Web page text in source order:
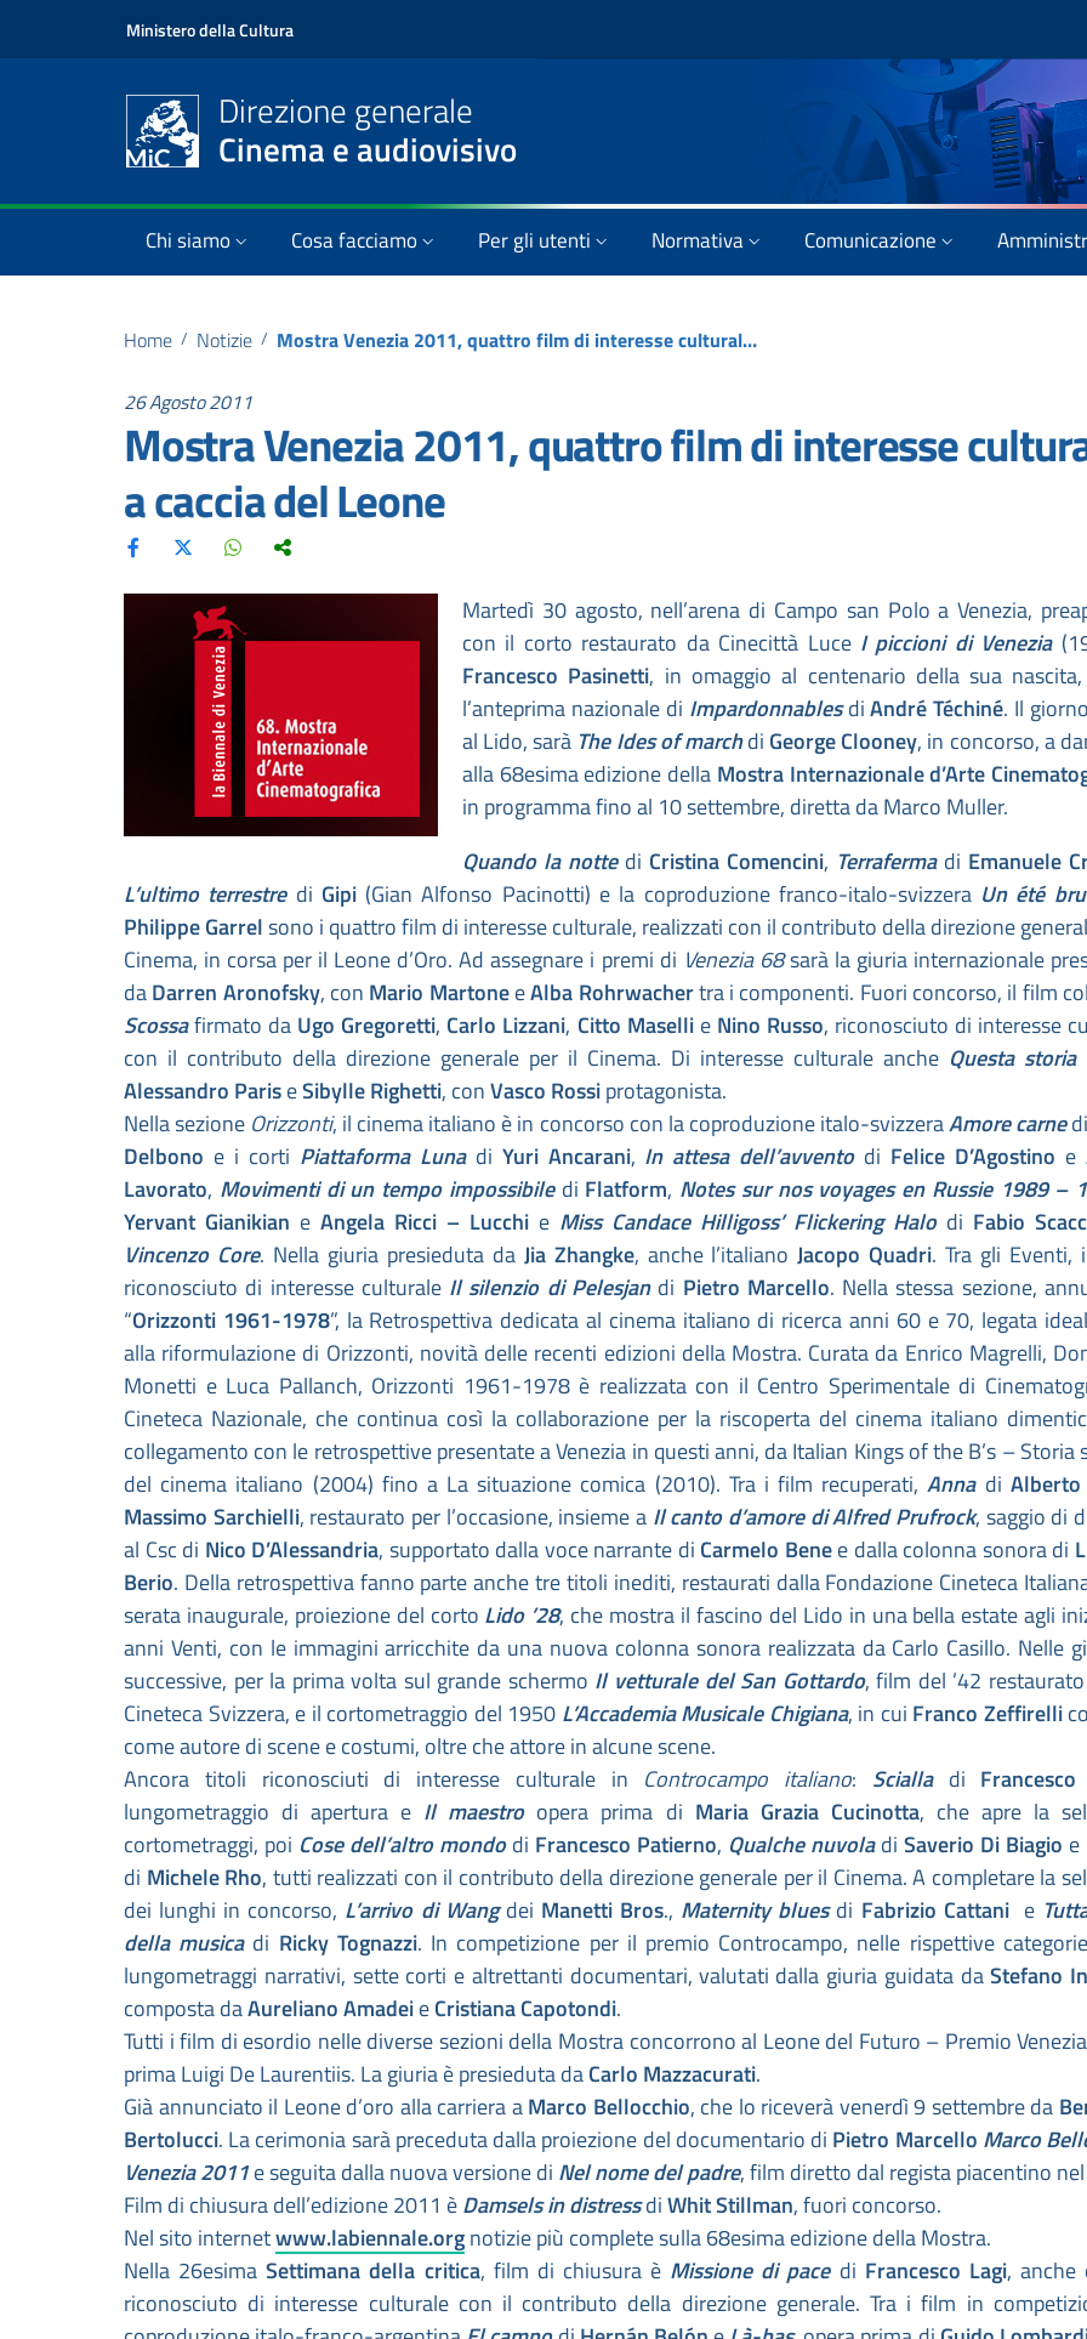
Ministero della Cultura
Direzione generale
Cinema e audiovisivo
Chi siamo Cosa facciamo Per gli utenti Normativa Comunicazione
Home / Notizie / Mostra Venezia 2011, quattro film di interesse culturale a caccia del Leone
26 Agosto 2011
Mostra Venezia 2011, quattro film di interesse
a caccia del Leone
Martedì 30 agosto, nell’arena di Campo san Polo a Venezia,
con il corto restaurato da Cinecittà Luce I piccioni di Venezia
Francesco Pasinetti, in omaggio al centenario della sua
l’anteprima nazionale di ImpardonnablesdiAndré Téchiné. Il
al Lido, sarà The Ides of marchdi George Clooney, in concorso, a
alla 68esima edizione della Mostra Internazionale d’Arte
in programma fino al 10 settembre, diretta da Marco Muller.
Quando la notte di Cristina Comencini, Terraferma di Emanuele
L’ultimo terrestredi Gipi (Gian Alfonso Pacinotti) e la coproduzione franco-italo-svizzera Un été
Philippe Garrelsono i quattro film di interesse culturale, realizzati con il contributo della direzione
Cinema, in corsa per il Leone d’Oro. Ad assegnare i premi di Venezia 68sarà la giuria internazionale
daDarren Aronofsky, con Mario MartoneeAlba Rohrwachertra i componenti. Fuori concorso, il film
Scossafirmato da Ugo Gregoretti, Carlo Lizzani, Citto Maselli e Nino Russo, riconosciuto di interesse
con il contributo della direzione generale per il Cinema. Di interesse culturale anche Questa
Alessandro PariseSibylle Righetti, conVasco Rossiprotagonista.
Nella sezione Orizzonti, il cinema italiano è in concorso con la coproduzione italo-svizzeraAmore carne
Delbono e i corti Piattaforma Luna di Yuri Ancarani, In attesa dell’avvento di Felice D’Agostino e
Lavorato, Movimenti di un tempo impossibile di Flatform, Notes sur nos voyages en Russie 1989 –
Yervant Gianikian e Angela Ricci – Lucchi e Miss Candace Hilligoss’ Flickering Halodi Fabio
Vincenzo Core. Nella giuria presieduta da Jia Zhangke, anche l’italianoJacopo Quadri. Tra gli Eventi,
riconosciuto di interesse culturale Il silenzio di Pelesjan di Pietro Marcello. Nella stessa sezione,
“Orizzonti 1961-1978”, la Retrospettiva dedicata al cinema italiano di ricerca anni 60 e 70, legata
alla riformulazione di Orizzonti, novità delle recenti edizioni della Mostra. Curata da Enrico Magrelli,
Monetti e Luca Pallanch, Orizzonti 1961-1978 è realizzata con il Centro Sperimentale di
Cineteca Nazionale, che continua così la collaborazione per la riscoperta del cinema italiano
collegamento con le retrospettive presentate a Venezia in questi anni, da Italian Kings of the B’s – Storia
del cinema italiano (2004) fino a La situazione comica (2010). Tra i film recuperati,Anna di
Massimo Sarchielli, restaurato per l’occasione, insieme a Il canto d’amore di Alfred Prufrock, saggio di
al Csc di Nico D’Alessandria, supportato dalla voce narrante di Carmelo Benee dalla colonna sonora di
Berio. Della retrospettiva fanno parte anche tre titoli inediti, restaurati dalla Fondazione Cineteca
serata inaugurale, proiezione del corto Lido ’28, che mostra il fascino del Lido in una bella estate agli
anni Venti, con le immagini arricchite da una nuova colonna sonora realizzata da Carlo Casillo. Nelle
successive, per la prima volta sul grande schermo Il vetturale del San Gottardo, film del ’42
Cineteca Svizzera, e il cortometraggio del 1950 L’Accademia Musicale Chigiana, in cui Franco Zeffirelli
come autore di scene e costumi, oltre che attore in alcune scene.
Ancora titoli riconosciuti di interesse culturale in Controcampo italiano: Scialla di
lungometraggio di apertura e Il maestro opera prima di Maria Grazia Cucinotta, che apre la
cortometraggi, poi Cose dell’altro mondodi Francesco Patierno, Qualche nuvoladi Saverio Di Biagio e
di Michele Rho, tutti realizzati con il contributo della direzione generale per il Cinema. A completare la
dei lunghi in concorso, L’arrivo di Wangdei Manetti Bros., Maternity bluesdi Fabrizio Cattani e
della musica di Ricky Tognazzi. In competizione per il premio Controcampo, nelle rispettive
lungometraggi narrativi, sette corti e altrettanti documentari, valutati dalla giuria guidata daStefano
composta daAureliano AmadeieCristiana Capotondi.
Tutti i film di esordio nelle diverse sezioni della Mostra concorrono al Leone del Futuro – Premio
prima Luigi De Laurentiis. La giuria è presieduta daCarlo Mazzacurati.
Già annunciato il Leone d’oro alla carriera aMarco Bellocchio, che lo riceverà venerdì 9 settembre da
Bertolucci. La cerimonia sarà preceduta dalla proiezione del documentario di Pietro Marcello Marco
Venezia 2011e seguita dalla nuova versione di Nel nome del padre, film diretto dal regista piacentino
Film di chiusura dell’edizione 2011 èDamsels in distressdiWhit Stillman, fuori concorso.
Nel sito internetwww.labiennale.orgnotizie più complete sulla 68esima edizione della Mostra.
Nella 26esimaSettimana della critica, film di chiusura è Missione di pace di Francesco Lagi, anche
riconosciuto di interesse culturale con il contributo della direzione generale. Tra i film in